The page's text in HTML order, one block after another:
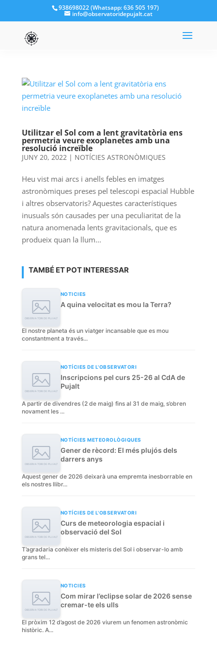
938698022 (Whatsapp: 636 505 197)
info@observatoridepujalt.cat
Utilitzar el Sol com a lent gravitatòria ens
permetria veure exoplanetes amb una
resolució increïble
JUNY 20, 2022| NOTÍCIES ASTRONÒMIQUES
Heu vist mai arcs i anells febles en imatges
astronòmiques preses pel telescopi espacial Hubble
i altres observatoris? Aquestes característiques
inusuals són causades per una peculiaritat de la
natura anomenada lents gravitacionals, que es
produeix quan la llum...
TAMBÉ ET POT INTERESSAR
NOTICIES
A quina velocitat es mou la Terra?
El nostre planeta és un viatger incansable que es mou
constantment a través...
NOTÍCIES DE L'OBSERVATORI
Inscripcions pel curs 25-26 al CdA de
Pujalt
A partir de divendres (2 de maig) fins al 31 de maig, s’obren
novament les ...
NOTÍCIES METEOROLÒGIQUES
Gener de rècord: El més plujós dels
darrers anys
Aquest gener de 2026 deixarà una empremta inesborrable en
els nostres llibr...
NOTÍCIES DE L'OBSERVATORI
Curs de meteorologia espacial i
observació del Sol
T’agradaria conèixer els misteris del Sol i observar-lo amb
grans tel...
NOTICIES
Com mirar l’eclipse solar de 2026 sense
cremar-te els ulls
El pròxim 12 d’agost de 2026 viurem un fenomen astronòmic
històric. A...